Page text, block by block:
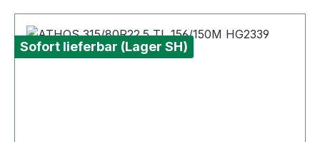
Sofort lieferbar (Lager SH)